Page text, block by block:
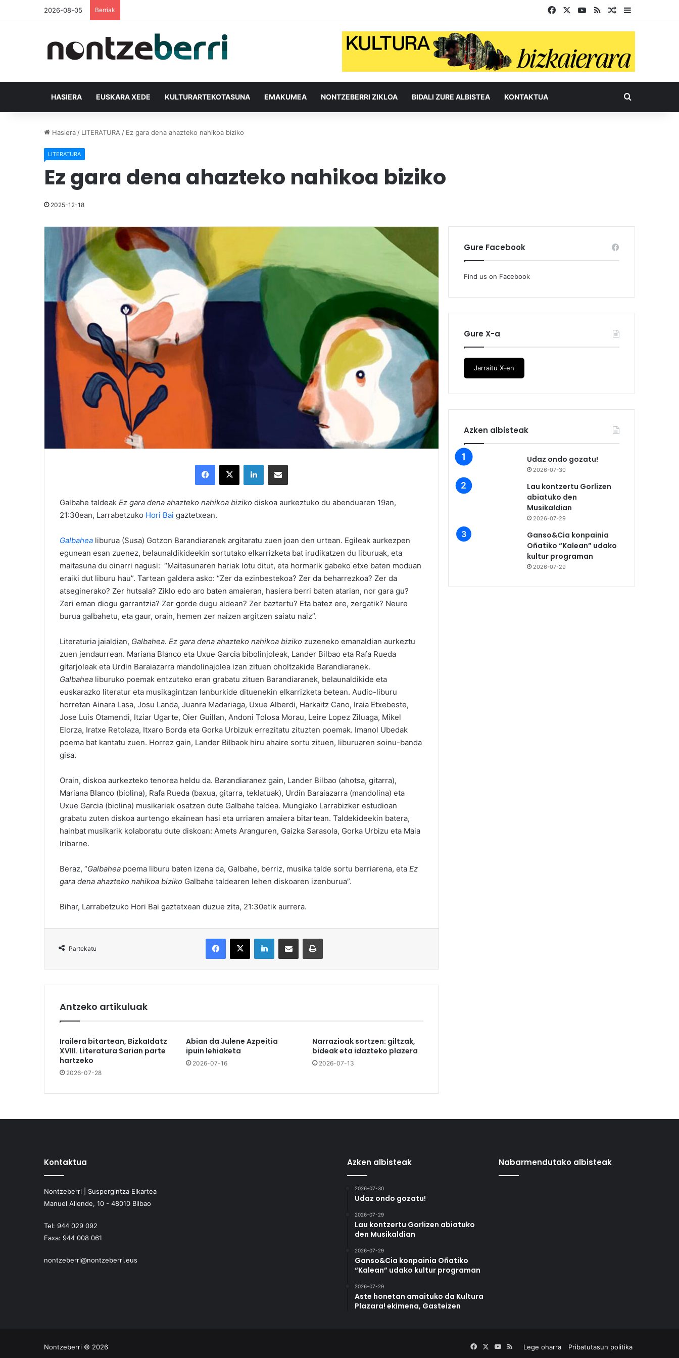
2026-08-05 Berriak Facebook YouTube
RSS Ausazko
HASIERA EUSKARA XEDE KULTURARTEKOTASUNA EMAKUMEA NONTZEBERRI ZIKLOA BIDALI ZURE ALBISTEA KONTAKTUA Bilatu
Hasiera / LITERATURA / Ez gara dena ahazteko nahikoa biziko
LITERATURA
Ez gara dena ahazteko nahikoa biziko
2025-12-18
Galbahe taldeak Ez gara dena ahazteko nahikoa biziko diskoa aurkeztuko du abenduaren 19an,
21:30ean, Larrabetzuko Hori Bai gaztetxean.
Galbahea liburua (Susa) Gotzon Barandiaranek argitaratu zuen joan den urtean. Egileak aurkezpen
egunean esan zuenez, belaunaldikideekin sortutako elkarrizketa bat irudikatzen du liburuak, eta
maitasuna du oinarri nagusi: “Maitasunaren hariak lotu ditut, eta hormarik gabeko etxe baten moduan
eraiki dut liburu hau”. Tartean galdera asko: “Zer da ezinbestekoa? Zer da beharrezkoa? Zer da
atseginerako? Zer hutsala? Ziklo edo aro baten amaieran, hasiera berri baten atarian, nor gara gu?
Zeri eman diogu garrantzia? Zer gorde dugu aldean? Zer baztertu? Eta batez ere, zergatik? Neure
burua galbahetu, eta gaur, orain, hemen zer naizen argitzen saiatu naiz”.
Literaturia jaialdian, Galbahea. Ez gara dena ahazteko nahikoa biziko zuzeneko emanaldian aurkeztu
zuen jendaurrean. Mariana Blanco eta Uxue Garcia bibolinjoleak, Lander Bilbao eta Rafa Rueda
gitarjoleak eta Urdin Baraiazarra mandolinajolea izan zituen oholtzakide Barandiaranek.
Galbahea liburuko poemak entzuteko eran grabatu zituen Barandiaranek, belaunaldikide eta
euskarazko literatur eta musikagintzan lanburkide dituenekin elkarrizketa betean. Audio-liburu
horretan Ainara Lasa, Josu Landa, Juanra Madariaga, Uxue Alberdi, Harkaitz Cano, Iraia Etxebeste,
Jose Luis Otamendi, Itziar Ugarte, Oier Guillan, Andoni Tolosa Morau, Leire Lopez Ziluaga, Mikel
Elorza, Iratxe Retolaza, Itxaro Borda eta Gorka Urbizuk errezitatu zituzten poemak. Imanol Ubedak
poema bat kantatu zuen. Horrez gain, Lander Bilbaok hiru ahaire sortu zituen, liburuaren soinu-banda
gisa.
Orain, diskoa aurkezteko tenorea heldu da. Barandiaranez gain, Lander Bilbao (ahotsa, gitarra),
Mariana Blanco (biolina), Rafa Rueda (baxua, gitarra, teklatuak), Urdin Baraiazarra (mandolina) eta
Uxue Garcia (biolina) musikariek osatzen dute Galbahe taldea. Mungiako Larrabizker estudioan
grabatu zuten diskoa aurtengo ekainean hasi eta urriaren amaiera bitartean. Taldekideekin batera,
hainbat musikarik kolaboratu dute diskoan: Amets Aranguren, Gaizka Sarasola, Gorka Urbizu eta Maia
Iribarne.
Beraz, “Galbahea poema liburu baten izena da, Galbahe, berriz, musika talde sortu berriarena, eta Ez
gara dena ahazteko nahikoa biziko Galbahe taldearen lehen diskoaren izenburua”.
Bihar, Larrabetzuko Hori Bai gaztetxean duzue zita, 21:30etik aurrera.
Partekatu
Antzeko artikuluak
Irailera bitartean, BizkaIdatz
XVIII. Literatura Sarian parte
hartzeko
2026-07-28
Abian da Julene Azpeitia
ipuin lehiaketa
2026-07-16
Narrazioak sortzen: giltzak,
bideak eta idazteko plazera
2026-07-13
Gure Facebook
Find us on Facebook
Gure X-a
Jarraitu X-en
Azken albisteak
Udaz ondo gozatu!
2026-07-30
Lau kontzertu Gorlizen
abiatuko den
Musikaldian
2026-07-29
Ganso&Cia konpainia
Oñatiko “Kalean” udako
kultur programan
2026-07-29
Kontaktua
Nontzeberri | Suspergintza Elkartea
Manuel Allende, 10 - 48010 Bilbao
Tel: 944 029 092
Faxa: 944 008 061
nontzeberri@nontzeberri.eus
Azken albisteak
2026-07-30
Udaz ondo gozatu!
2026-07-29
Lau kontzertu Gorlizen abiatuko
den Musikaldian
2026-07-29
Ganso&Cia konpainia Oñatiko
“Kalean” udako kultur programan
2026-07-29
Aste honetan amaituko da Kultura
Plazara! ekimena, Gasteizen
Nabarmendutako albisteak
Nontzeberri © 2026 Lege oharra Pribatutasun politika
FacebookYouTube
RSS